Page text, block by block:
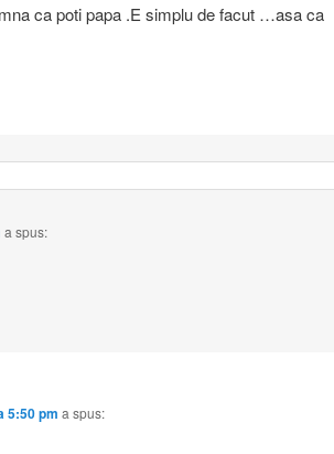
ca poti papa .E simplu de facut …asa ca
a spus:
5:50 pm a spus: